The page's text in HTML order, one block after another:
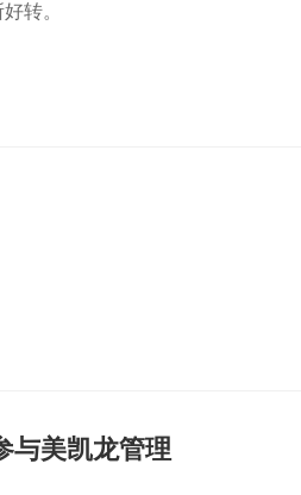
转。
与美凯龙管理